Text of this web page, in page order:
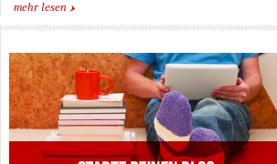
mehr lesen